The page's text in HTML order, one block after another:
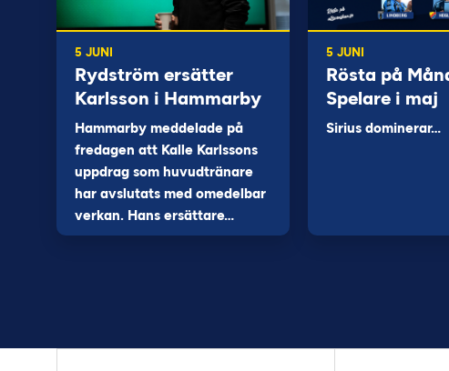
5 JUNI
Rydström ersätter
Karlsson i Hammarby
Hammarby meddelade på
fredagen att Kalle Karlssons
uppdrag som huvudtränare
har avslutats med omedelbar
verkan. Hans ersättare…
5 JUNI
Rösta på
Spelare i maj
Sirius dominerar…